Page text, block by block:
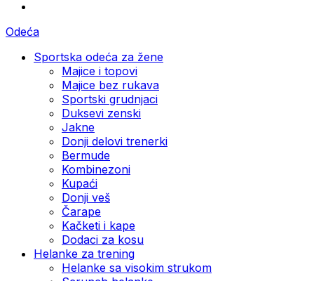
Odeća
Sportska odeća za žene
Majice i topovi
Majice bez rukava
Sportski grudnjaci
Duksevi zenski
Jakne
Donji delovi trenerki
Bermude
Kombinezoni
Kupaći
Donji veš
Čarape
Kačketi i kape
Dodaci za kosu
Helanke za trening
Helanke sa visokim strukom